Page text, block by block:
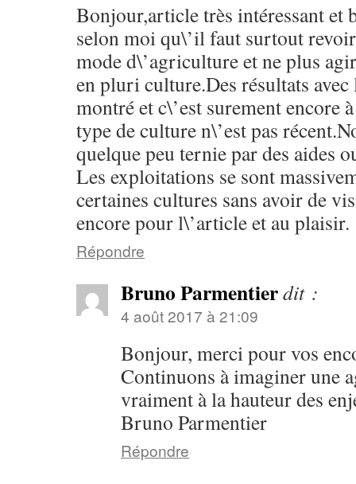
Bonjour,article très intéressant et
selon moi qu\’il faut surtout
mode d\’agriculture et ne plus
en pluri culture.Des résultats
montré et c\’est surement encore
type de culture n\’est pas
quelque peu ternie par des aides
Les exploitations se sont
certaines cultures sans avoir de
encore pour l\’article et au plaisir.
Répondre
Bruno Parmentierdit :
4 août 2017 à 21:09
Bonjour, merci pour vos
Continuons à imaginer une
vraiment à la hauteur des
Bruno Parmentier
Répondre